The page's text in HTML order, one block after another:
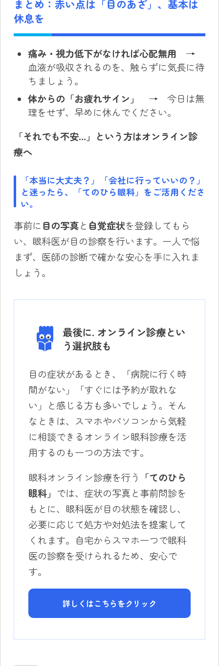
まとめ：赤い点は「目のあざ」、基本は
休息を
痛み・視力低下がなければ心配無用 →
血液が吸収されるのを、触らずに気長に待
ちましょう。
体からの「お疲れサイン」
→ 今日は無
理をせず、早めに休んでください。
「それでも不安…」という方はオンライン診
療へ
「本当に大丈夫？」「会社に行っていいの？」
と迷ったら、「てのひら眼科」をご活用くださ
い。
事前に目の写真と 自覚症状を登録してもら
い、眼科医が目の診察を行います。一人で悩
まず、医師の診断で確かな安心を手に入れま
しょう。
最後に. オンライン診療とい
う選択肢も
目の症状があるとき、「病院に行く時
間がない」「すぐには予約が取れな
い」と感じる方も多いでしょう。そん
なときは、スマホやパソコンから気軽
に相談できるオンライン眼科診療を活
用するのも一つの方法です。
眼科オンライン診療を行う
「てのひら
眼科」 では、症状の写真と事前問診を
もとに、眼科医が目の状態を確認し、
必要に応じて処方や対処法を提案して
くれます。自宅からスマホ一つで眼科
医の診察を受けられるため、安心で
す。
詳しくはこちらをクリック